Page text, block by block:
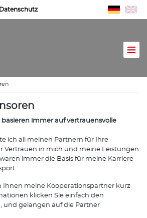
Datenschutz
basieren immer auf vertrauensvolle
ich all meinen Partnern für Ihre
Vertrauen in mich und meine Leistungen
immer die Basis für meine Karriere
Ihnen meine Kooperationspartner kurz
klicken Sie einfach den
und gelangen auf die Partner